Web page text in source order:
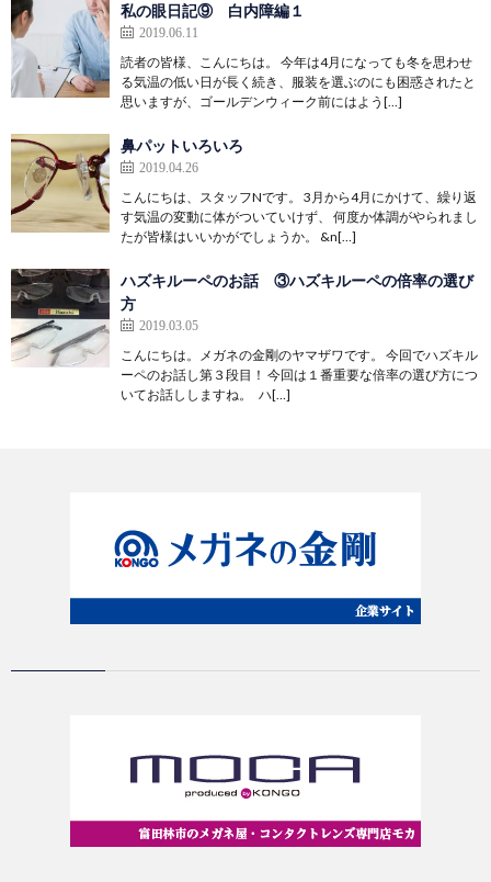
私の眼日記⑨ 白内障編１
2019.06.11
読者の皆様、こんにちは。 今年は4月になっても冬を思わせ
る気温の低い日が長く続き、服装を選ぶのにも困惑されたと
思いますが、ゴールデンウィーク前にはよう[…]
鼻パットいろいろ
2019.04.26
こんにちは、スタッフNです。 3月から4月にかけて、繰り返
す気温の変動に体がついていけず、 何度か体調がやられまし
たが皆様はいいかがでしょうか。 &n[…]
ハズキルーペのお話 ③ハズキルーペの倍率の選び
方
2019.03.05
こんにちは。メガネの金剛のヤマザワです。 今回でハズキル
ーペのお話し第３段目！ 今回は１番重要な倍率の選び方につ
いてお話ししますね。 ハ[…]